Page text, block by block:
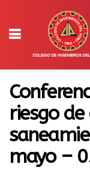
riesgo
mayo –